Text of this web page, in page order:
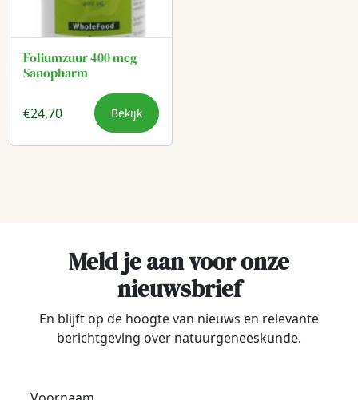
Foliumzuur 400 mcg
Sanopharm
€24,70 Bekijk
Meld je aan voor onze
nieuwsbrief
En blijft op de hoogte van nieuws en relevante
berichtgeving over natuurgeneeskunde.